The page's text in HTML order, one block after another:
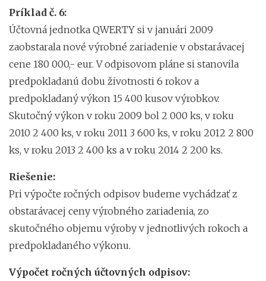
Príklad č. 6:
Účtovná jednotka QWERTY si v januári 2009
zaobstarala nové výrobné zariadenie v obstarávacej
cene 180 000,- eur. V odpisovom pláne si stanovila
predpokladanú dobu životnosti 6 rokov a
predpokladaný výkon 15 400 kusov výrobkov.
Skutočný výkon v roku 2009 bol 2 000 ks, v roku
2010 2 400 ks, v roku 2011 3 600 ks, v roku 2012 2 800
ks, v roku 2013 2 400 ks a v roku 2014 2 200 ks.
Riešenie:
Pri výpočte ročných odpisov budeme vychádzať z
obstarávacej ceny výrobného zariadenia, zo
skutočného objemu výroby v jednotlivých rokoch a
predpokladaného výkonu.
Výpočet ročných účtovných odpisov: